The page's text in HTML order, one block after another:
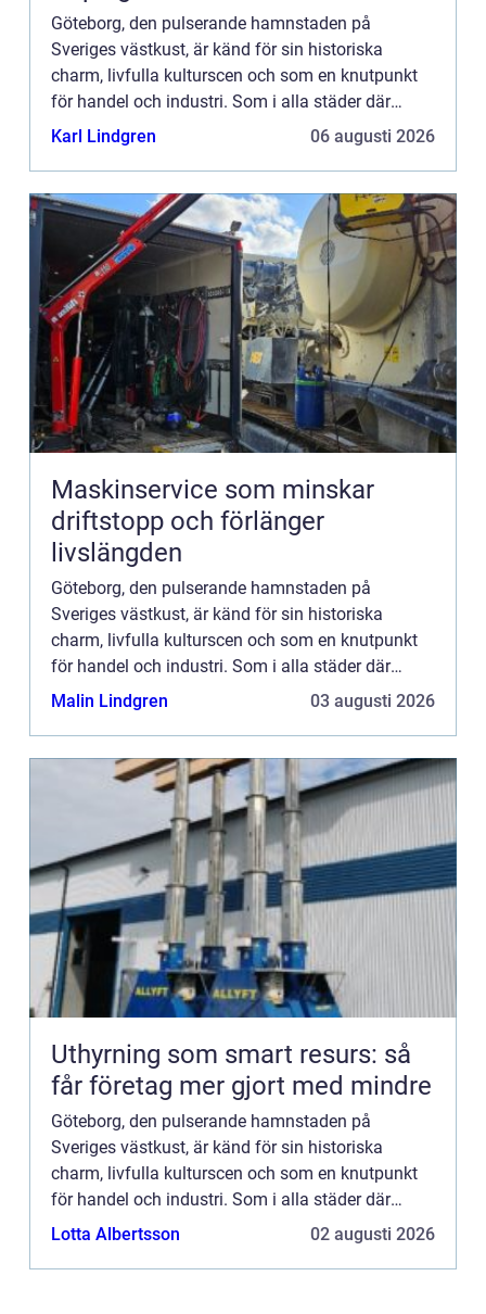
Göteborg, den pulserande hamnstaden på
Sveriges västkust, är känd för sin historiska
charm, livfulla kulturscen och som en knutpunkt
för handel och industri. Som i alla städer där
människor lever och...
Karl Lindgren 06 augusti 2026
Maskinservice som minskar
driftstopp och förlänger
livslängden
Göteborg, den pulserande hamnstaden på
Sveriges västkust, är känd för sin historiska
charm, livfulla kulturscen och som en knutpunkt
för handel och industri. Som i alla städer där
människor lever och...
Malin Lindgren 03 augusti 2026
Uthyrning som smart resurs: så
får företag mer gjort med mindre
Göteborg, den pulserande hamnstaden på
Sveriges västkust, är känd för sin historiska
charm, livfulla kulturscen och som en knutpunkt
för handel och industri. Som i alla städer där
människor lever och...
Lotta Albertsson 02 augusti 2026